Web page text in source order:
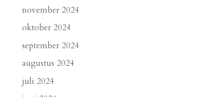
november 2024
oktober 2024
september 2024
augustus 2024
juli 2024